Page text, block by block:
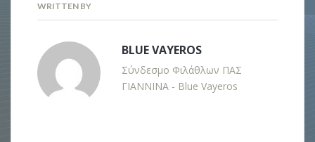
WRITTEN BY
BLUE VAYEROS
Σύνδεσμο Φιλάθλων ΠΑΣ
ΓΙΑΝΝΙΝΑ - Blue Vayeros